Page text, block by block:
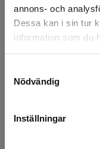
annons- och
Dessa kan i sin tur
information som du
Nödvändig
Inställningar
Det verkar som
Sverige. För att